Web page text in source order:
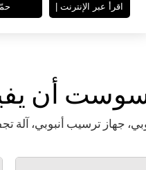
اقرأ عبر الإنترنت |
أن